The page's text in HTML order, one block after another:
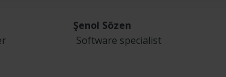
Şenol Sözen
Software specialist